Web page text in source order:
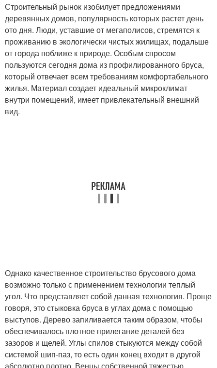
Строительный рынок изобилует предложениями
деревянных домов, популярность которых растет день
ото дня. Люди, уставшие от мегаполисов, стремятся к
проживанию в экологически чистых жилищах, подальше
от города поближе к природе. Особым спросом
пользуются сегодня дома из профилированного бруса,
который отвечает всем требованиям комфортабельного
жилья. Материал создает идеальный микроклимат
внутри помещений, имеет привлекательный внешний
вид.
Однако качественное строительство брусового дома
возможно только с применением технологии теплый
угол. Что представляет собой данная технология. Проще
говоря, это стыковка бруса в углах дома с помощью
выступов. Дерево запиливается таким образом, чтобы
обеспечивалось плотное прилегание деталей без
зазоров и щелей. Углы спилов стыкуются между собой
системой шип-паз, то есть один конец входит в другой
абсолютно плотно. Венцы собственной тяжестью